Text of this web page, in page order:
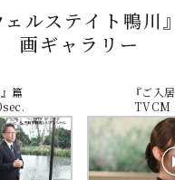
ェルステイト鴨川
画ギャラリー
篇
『ご入
TVCM